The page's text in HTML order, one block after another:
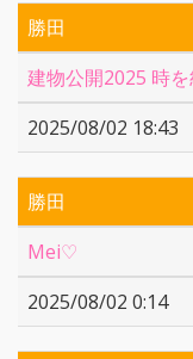
勝田
建物公開2025 時
2025/08/02 18:43
勝田
Mei♡
2025/08/02 0:14